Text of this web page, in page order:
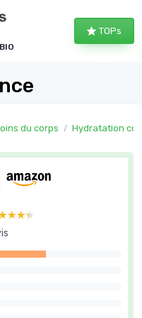
TOPs
du corps Hydratation